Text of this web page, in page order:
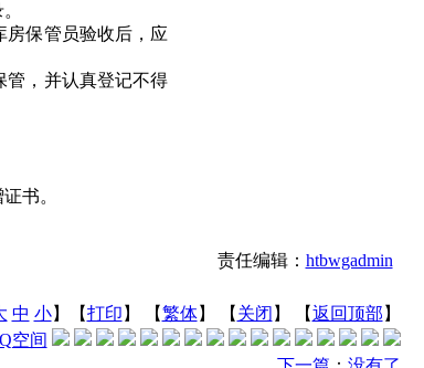
房保管员验收后，应
管，并认真登记不得
书。
责任编辑： htbwgadmin
中 小】【打印 】 【繁体】 【 关闭 】 【返回顶部 】